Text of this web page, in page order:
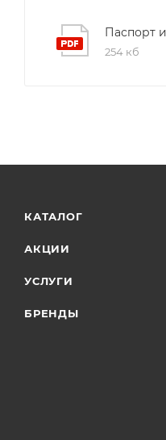
Паспорт
254 кб
КАТАЛОГ
АКЦИИ
УСЛУГИ
БРЕНДЫ